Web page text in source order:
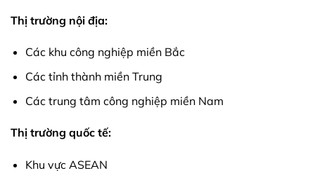
Thị trường nội địa:
Các khu công nghiệp miền Bắc
Các tỉnh thành miền Trung
Các trung tâm công nghiệp miền Nam
Thị trường quốc tế:
Khu vực ASEAN